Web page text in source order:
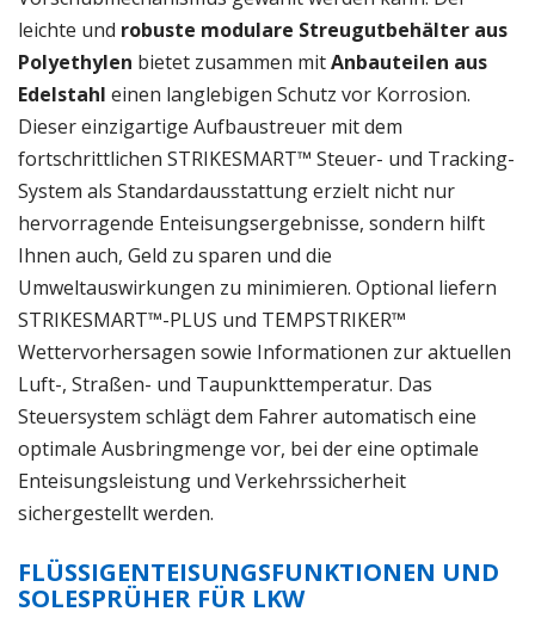
leichte und robuste modulare Streugutbehälter aus
Polyethylen bietet zusammen mitAnbauteilen aus
Edelstahl einen langlebigen Schutz vor Korrosion.
Dieser einzigartige Aufbaustreuer mit dem
fortschrittlichen STRIKESMART™ Steuer- und Tracking-
System als Standardausstattung erzielt nicht nur
hervorragende Enteisungsergebnisse, sondern hilft
Ihnen auch, Geld zu sparen und die
Umweltauswirkungen zu minimieren. Optional liefern
STRIKESMART™-PLUS und TEMPSTRIKER™
Wettervorhersagen sowie Informationen zur aktuellen
Luft-, Straßen- und Taupunkttemperatur. Das
Steuersystem schlägt dem Fahrer automatisch eine
optimale Ausbringmenge vor, bei der eine optimale
Enteisungsleistung und Verkehrssicherheit
sichergestellt werden.
FLÜSSIGENTEISUNGSFUNKTIONEN UND
SOLESPRÜHER FÜR LKW